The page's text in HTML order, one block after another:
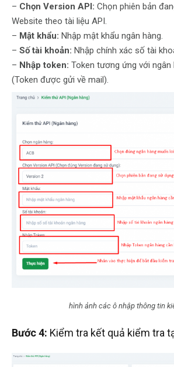
– Chọn Version API: Chọn phiên bản
Website theo tài liệu API.
– Mật khẩu: Nhập mật khẩu ngân hàng.
– Số tài khoản: Nhập chính xác số tài
– Nhập token: Token tương ứng với ngân
(Token được gửi về mail).
hình ảnh các ô nhập thông tin
Bước 4: Kiểm tra kết quả kiểm tra